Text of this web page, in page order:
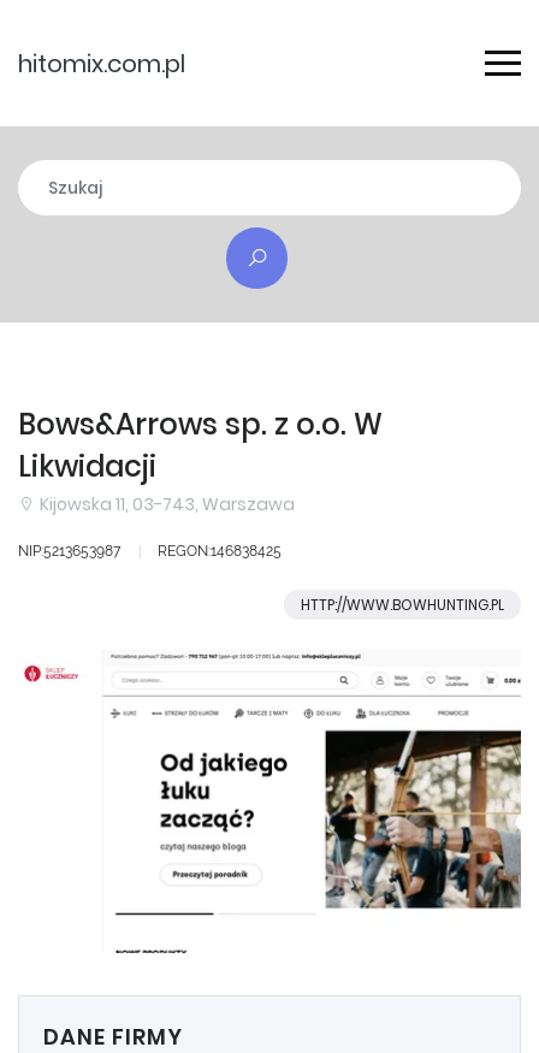
hitomix.com.pl
Bows&Arrows sp. z o.o. W
Likwidacji
Kijowska 11, 03-743, Warszawa
NIP:5213653987 REGON:146838425
HTTP://WWW.BOWHUNTING.PL
DANE FIRMY